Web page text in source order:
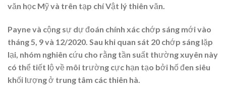
văn học Mỹ và trên tạp chí Vật lý thiên văn.
Payne và cộng sự dự đoán chính xác chớp sáng mới vào
tháng 5, 9 và 12/2020. Sau khi quan sát 20 chớp sáng lặp
lại, nhóm nghiên cứu cho rằng tần suất thường xuyên này
có thể tiết lộ về môi trường cực hạn tạo bởi hố đen siêu
khối lượng ở trung tâm các thiên hà.